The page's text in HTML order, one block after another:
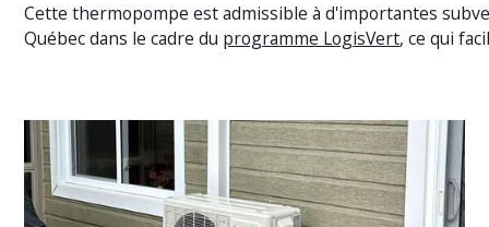
Cette thermopompe est admissible à d'importantes
Québec dans le cadre du programme LogisVert, ce qui